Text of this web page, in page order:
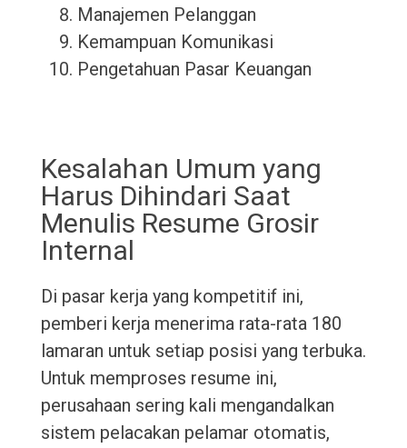
Manajemen Pelanggan
Kemampuan Komunikasi
Pengetahuan Pasar Keuangan
Kesalahan Umum yang
Harus Dihindari Saat
Menulis Resume Grosir
Internal
Di pasar kerja yang kompetitif ini,
pemberi kerja menerima rata-rata 180
lamaran untuk setiap posisi yang terbuka.
Untuk memproses resume ini,
perusahaan sering kali mengandalkan
sistem pelacakan pelamar otomatis,